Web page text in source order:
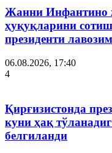
Жанни Инфантино
ҳуқуқларини
президенти
06.08.2026, 17:40
4
Қирғизистонда
куни ҳақ
белгиланди